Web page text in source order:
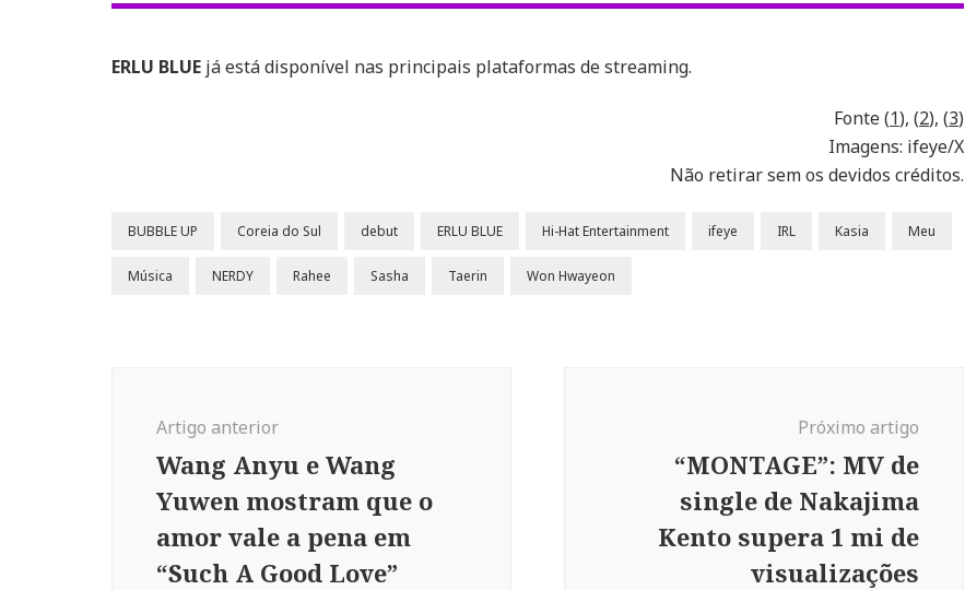
ERLU BLUE já está disponível nas principais plataformas de streaming.
Fonte (1), (2), (3)
Imagens: ifeye/X
Não retirar sem os devidos créditos.
BUBBLE UP Coreia do Sul debut ERLU BLUE Hi-Hat Entertainment ifeye IRL Kasia Meu
Música NERDY Rahee Sasha Taerin Won Hwayeon
Artigo anterior
Wang Anyu e Wang
Yuwen mostram que o
amor vale a pena em
“Such A Good Love”
Próximo artigo
“MONTAGE”: MV de
single de Nakajima
Kento supera 1 mi de
visualizações